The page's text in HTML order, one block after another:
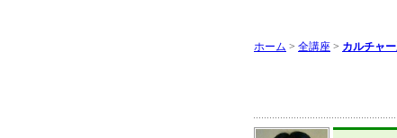
ホーム > 全講座 > カルチャ